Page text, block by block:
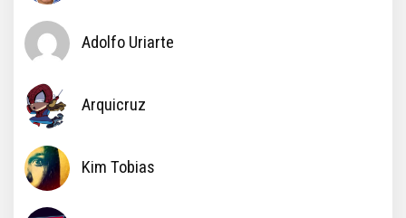
Adolfo Uriarte
Arquicruz
Kim Tobias